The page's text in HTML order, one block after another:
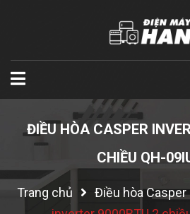
ĐIỀU HÒA CASPER
CHIỀU QH-
Trang chủ Điều hòa Casper